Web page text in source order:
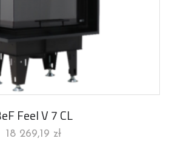
Feel V 7 CL
18 269,19 zł